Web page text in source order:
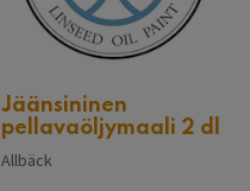
Jäänsininen
pellavaöljymaali 2 dl
Allbäck